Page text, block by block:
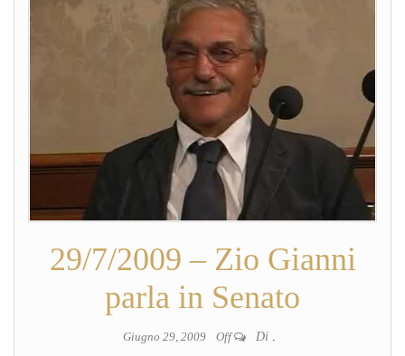
29/7/2009 – Zio Gianni
parla in Senato
Giugno 29, 2009 Off Di